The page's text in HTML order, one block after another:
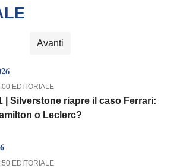
Avanti
EDITORIALE
| Silverstone riapre il caso Ferrari:
o Leclerc?
EDITORIALE